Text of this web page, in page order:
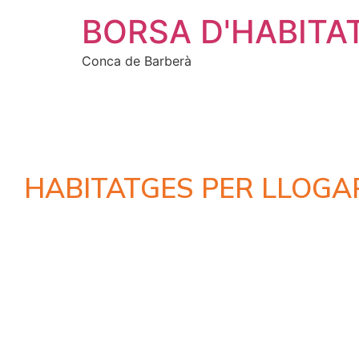
BORSA
Conca de Barberà
HABITATGES PER